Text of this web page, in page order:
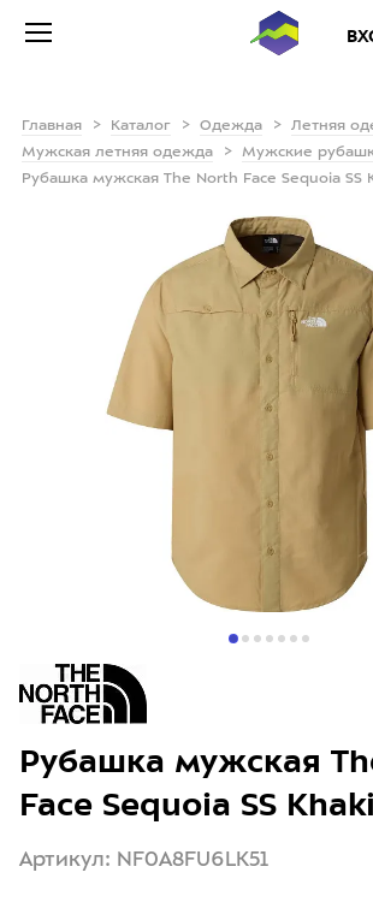
Главная Каталог Одежда
Летняя
Мужская летняя одежда
Мужские
Рубашка мужская The North Face Sequoia SS
Рубашка мужская
Face Sequoia SS
Артикул: NF0A8FU6LK51